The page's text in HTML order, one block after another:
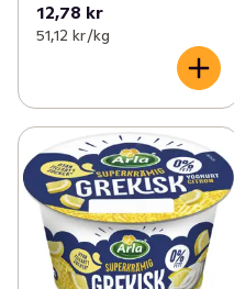
12,78 kr
51,12 kr /kg